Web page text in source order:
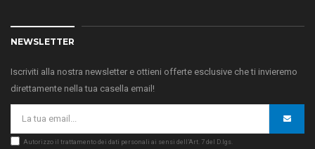
NEWSLETTER
Iscriviti alla nostra newsletter e ottieni offerte esclusive che ti invieremo
direttamente nella tua casella email!
Autorizzo il trattamento dei dati personali ai sensi dell’Art. 7 del D.lgs.